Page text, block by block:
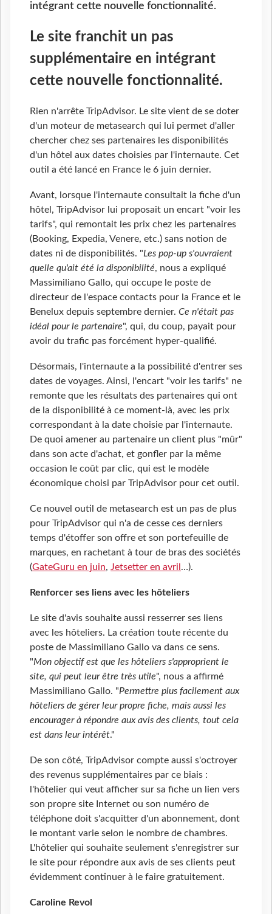
intégrant cette nouvelle fonctionnalité.
Le site franchit un pas
supplémentaire en intégrant
cette nouvelle fonctionnalité.
Rien n'arrête TripAdvisor. Le site vient de se doter
d'un moteur de metasearch qui lui permet d'aller
chercher chez ses partenaires les disponibilités
d'un hôtel aux dates choisies par l'internaute. Cet
outil a été lancé en France le 6 juin dernier.
Avant, lorsque l'internaute consultait la fiche d'un
hôtel, TripAdvisor lui proposait un encart "voir les
tarifs", qui remontait les prix chez les partenaires
(Booking, Expedia, Venere, etc.) sans notion de
dates ni de disponibilités. "Les pop-up s'ouvraient
quelle qu'ait été la disponibilité, nous a expliqué
Massimiliano Gallo, qui occupe le poste de
directeur de l'espace contacts pour la France et le
Benelux depuis septembre dernier. Ce n'était pas
idéal pour le partenaire", qui, du coup, payait pour
avoir du trafic pas forcément hyper-qualifié.
Désormais, l'internaute a la possibilité d'entrer ses
dates de voyages. Ainsi, l'encart "voir les tarifs" ne
remonte que les résultats des partenaires qui ont
de la disponibilité à ce moment-là, avec les prix
correspondant à la date choisie par l'internaute.
De quoi amener au partenaire un client plus "mûr"
dans son acte d'achat, et gonfler par la même
occasion le coût par clic, qui est le modèle
économique choisi par TripAdvisor pour cet outil.
Ce nouvel outil de metasearch est un pas de plus
pour TripAdvisor qui n'a de cesse ces derniers
temps d'étoffer son offre et son portefeuille de
marques, en rachetant à tour de bras des sociétés
(GateGuru en juin, Jetsetter en avril …).
Renforcer ses liens avec les hôteliers
Le site d'avis souhaite aussi resserrer ses liens
avec les hôteliers. La création toute récente du
poste de Massimiliano Gallo va dans ce sens.
"Mon objectif est que les hôteliers s'approprient le
site, qui peut leur être très utile", nous a affirmé
Massimiliano Gallo. "Permettre plus facilement aux
hôteliers de gérer leur propre fiche, mais aussi les
encourager à répondre aux avis des clients, tout cela
est dans leur intérêt."
De son côté, TripAdvisor compte aussi s'octroyer
des revenus supplémentaires par ce biais :
l'hôtelier qui veut afficher sur sa fiche un lien vers
son propre site Internet ou son numéro de
téléphone doit s'acquitter d'un abonnement, dont
le montant varie selon le nombre de chambres.
L'hôtelier qui souhaite seulement s'enregistrer sur
le site pour répondre aux avis de ses clients peut
évidemment continuer à le faire gratuitement.
Caroline Revol